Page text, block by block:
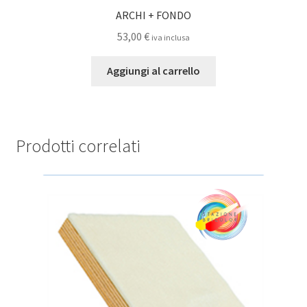
ARCHI + FONDO
53,00 € iva inclusa
Aggiungi al carrello
Prodotti correlati